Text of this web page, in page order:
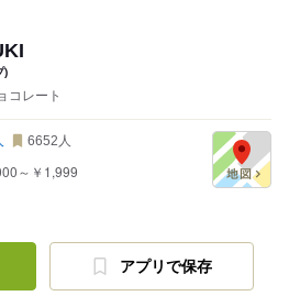
)
コレート
6652 人
～￥1,999
アプリで保存